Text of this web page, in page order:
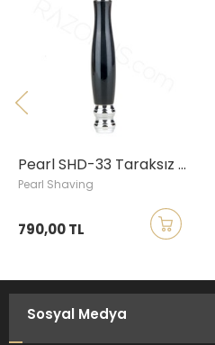
Pearl SHD-33 Taraksız Klasik Tıraş Aleti, Siyah
Pearl Shaving
790,00 TL
Sosyal Medya